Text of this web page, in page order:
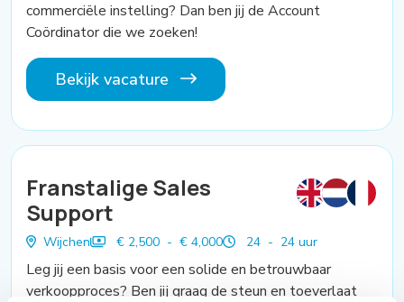
commerciële instelling? Dan ben jij de Account
Coördinator die we zoeken!
Bekijk vacature
Franstalige Sales
Support
Wijchen € 2,500 - € 4,000 24 - 24 uur
Leg jij een basis voor een solide en betrouwbaar
verkoopproces? Ben jij graag de steun en toeverlaat